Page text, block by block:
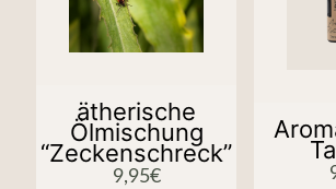
ätherische
Ölmischung
“Zeckenschreck”
9,95€